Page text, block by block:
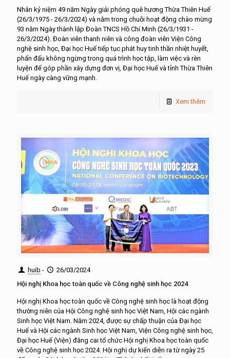
Nhân kỷ niệm 49 năm Ngày giải phóng quê hương Thừa Thiên Huế
(26/3/1975 - 26/3/2024) và nằm trong chuỗi hoạt động chào mừng
93 năm Ngày thành lập Đoàn TNCS Hồ Chí Minh (26/3/1931 -
26/3/2024). Đoàn viên thanh niên và công đoàn viên Viện Công
nghệ sinh học, Đại học Huế tiếp tục phát huy tinh thần nhiệt huyết,
phấn đấu không ngừng trong quá trình học tập, làm việc và rèn
luyện để góp phần xây dựng đơn vị, Đại học Huế và tỉnh Thừa Thiên
Huế ngày càng vững mạnh.
Xem thêm
huib -
26/03/2024
Hội nghị Khoa học toàn quốc về Công nghệ sinh học 2024
Hội nghị Khoa học toàn quốc về Công nghệ sinh học là hoạt động
thường niên của Hội Công nghệ sinh học Việt Nam, Hội các ngành
Sinh học Việt Nam. Năm 2024, được sự chấp thuận của Đại học
Huế và Hội các ngành Sinh học Việt Nam, Viện Công nghệ sinh học,
Đại học Huế (Viện) đăng cai tổ chức Hội nghị Khoa học toàn quốc
về Công nghệ sinh học 2024. Hội nghị dự kiến diễn ra từ ngày 25